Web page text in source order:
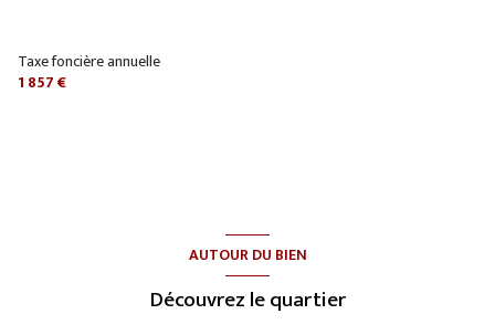
Taxe foncière annuelle
1 857 €
AUTOUR DU BIEN
Découvrez le quartier